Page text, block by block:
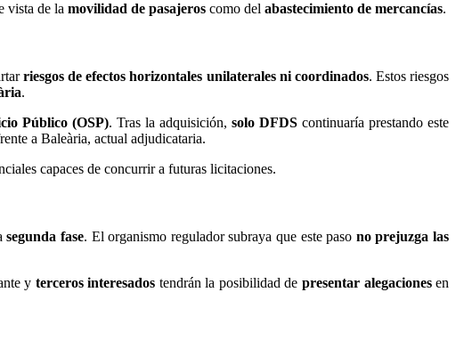
vista de la movilidad de pasajeros como del abastecimiento de mercancías.
riesgos de efectos horizontales unilaterales ni coordinados. Estos riesgos
.
Público (OSP). Tras la adquisición,solo DFDS continuaría prestando este
a Baleària, actual adjudicataria.
capaces de concurrir a futuras licitaciones.
segunda fase. El organismo regulador subraya que este paso no prejuzga las
y terceros interesados tendrán la posibilidad depresentar alegacionesen